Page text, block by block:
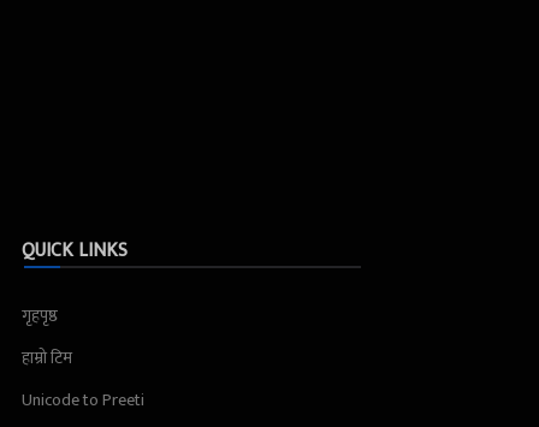
QUICK LINKS
गृहपृष्ठ
हाम्रो टिम
Unicode to Preeti